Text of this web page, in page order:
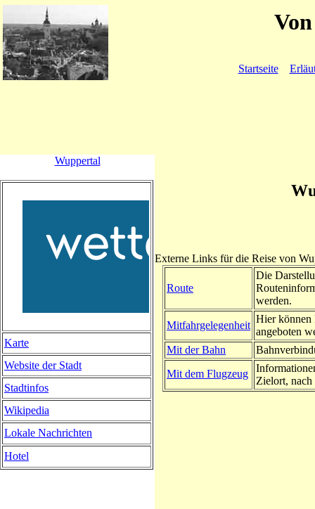
Startseite
Externe Links für die Reise von
Route
Die
werden.
Mitfahrgelegenheit
Hier können
angeboten
Mit der Bahn
Mit dem Flugzeug
Zielort, nach
Wuppertal
Karte
Website der Stadt
Stadtinfos
Wikipedia
Lokale Nachrichten
Hotel